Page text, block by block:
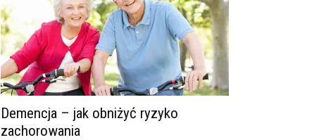
Demencja – jak obniżyć ryzyko
zachorowania